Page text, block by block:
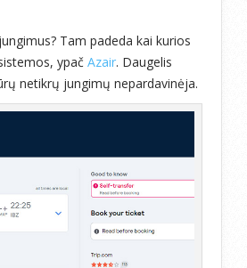
Tam padeda kai kurios
ypač Azair. Daugelis
netikrų jungimų nepardavinėja.